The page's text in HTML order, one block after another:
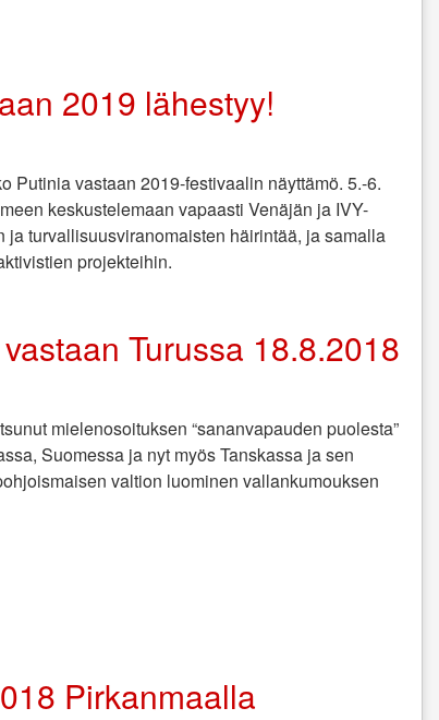
2019 lähestyy!
Putinia vastaan 2019-festivaalin näyttämö. 5.-6.
keskustelemaan vapaasti Venäjän ja IVY-
turvallisuusviranomaisten häirintää, ja samalla
projekteihin.
Turussa 18.8.2018
mielenosoituksen “sananvapauden puolesta”
Suomessa ja nyt myös Tanskassa ja sen
valtion luominen vallankumouksen
Pirkanmaalla